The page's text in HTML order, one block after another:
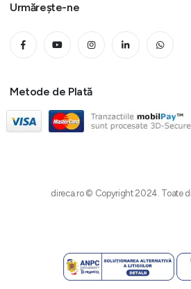
Urmărește-ne
Metode de Plată
direca.ro © Copyright 2024. Toate